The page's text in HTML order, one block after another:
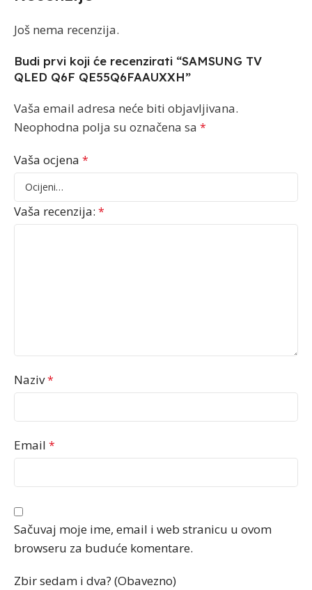
Još nema recenzija.
Budi prvi koji će recenzirati “SAMSUNG TV
QLED Q6F QE55Q6FAAUXXH”
Vaša email adresa neće biti objavljivana.
Neophodna polja su označena sa *
Vaša ocjena *
Vaša recenzija: *
Naziv*
Email *
Sačuvaj moje ime, email i web stranicu u ovom
browseru za buduće komentare.
Zbir sedam i dva? (Obavezno)